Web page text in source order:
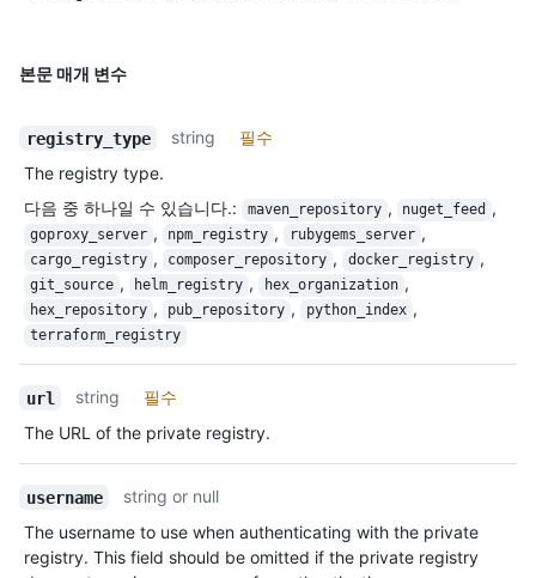
본문 매개 변수
registry_type string
필수
The registry type.
다음 중 하나일 수 있습니다.: maven_repository , nuget_feed ,
goproxy_server , npm_registry , rubygems_server ,
cargo_registry , composer_repository , docker_registry ,
git_source , helm_registry , hex_organization ,
hex_repository , pub_repository , python_index ,
terraform_registry
url string
필수
The URL of the private registry.
username
string or null
The username to use when authenticating with the private
registry. This field should be omitted if the private registry